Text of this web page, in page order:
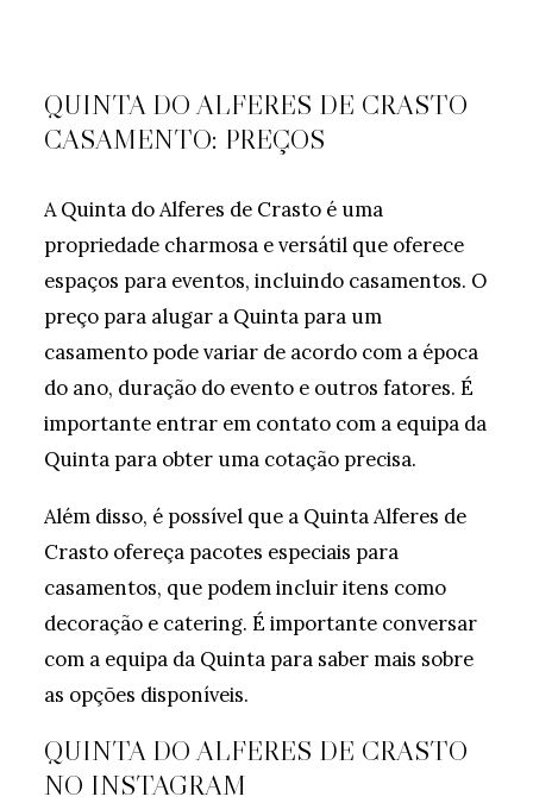
QUINTA DO ALFERES DE CRASTO
CASAMENTO: PREÇOS
A Quinta do Alferes de Crasto é uma
propriedade charmosa e versátil que oferece
espaços para eventos, incluindo casamentos. O
preço para alugar a Quinta para um
casamento pode variar de acordo com a época
do ano, duração do evento e outros fatores. É
importante entrar em contato com a equipa da
Quinta para obter uma cotação precisa.
Além disso, é possível que a Quinta Alferes de
Crasto ofereça pacotes especiais para
casamentos, que podem incluir itens como
decoração e catering. É importante conversar
com a equipa da Quinta para saber mais sobre
as opções disponíveis.
QUINTA DO ALFERES DE CRASTO
NO INSTAGRAM